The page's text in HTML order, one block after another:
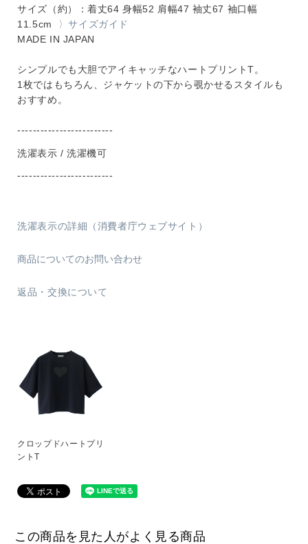
サイズ（約）：着丈64 身幅52 肩幅47 袖丈67 袖口幅
11.5cm
〉サイズガイド
MADE IN JAPAN
シンプルでも大胆でアイキャッチなハートプリントT。
1枚ではもちろん、ジャケットの下から覗かせるスタイルも
おすすめ。
-------------------------
洗濯表示 / 洗濯機可
-------------------------
洗濯表示の詳細（消費者庁ウェブサイト）
商品についてのお問い合わせ
返品・交換について
クロップドハートプリ
ントT
この商品を見た人がよく見る商品